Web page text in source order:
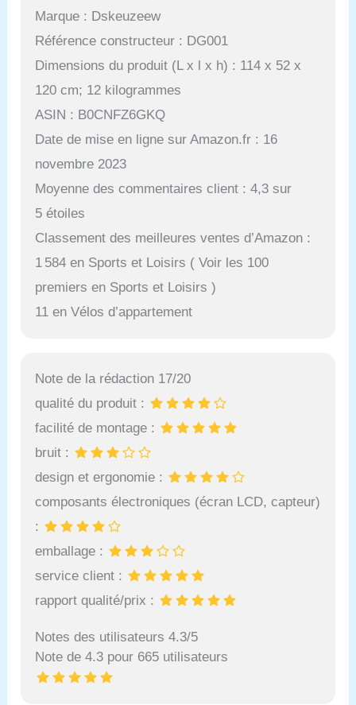
Marque : Dskeuzeew
Référence constructeur : DG001
Dimensions du produit (L x l x h) : 114 x 52 x
120 cm; 12 kilogrammes
ASIN : B0CNFZ6GKQ
Date de mise en ligne sur Amazon.fr : 16
novembre 2023
Moyenne des commentaires client : 4,3 sur
5 étoiles
Classement des meilleures ventes d’Amazon :
1 584 en Sports et Loisirs ( Voir les 100
premiers en Sports et Loisirs )
11 en Vélos d’appartement
Note de la rédaction 17/20
qualité du produit :
facilité de montage :
bruit :
design et ergonomie :
composants électroniques (écran LCD, capteur)
:
emballage :
service client :
rapport qualité/prix :
Notes des utilisateurs 4.3/5
Note de 4.3 pour 665 utilisateurs